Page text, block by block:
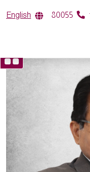
English